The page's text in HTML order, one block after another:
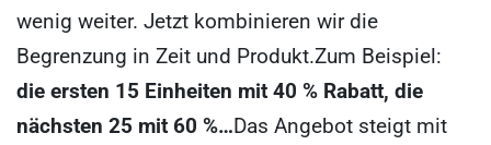
wenig weiter. Jetzt kombinieren wir die
Begrenzung in Zeit und Produkt.Zum Beispiel:
die ersten 15 Einheiten mit 40 % Rabatt, die
nächsten 25 mit 60 %…Das Angebot steigt mit